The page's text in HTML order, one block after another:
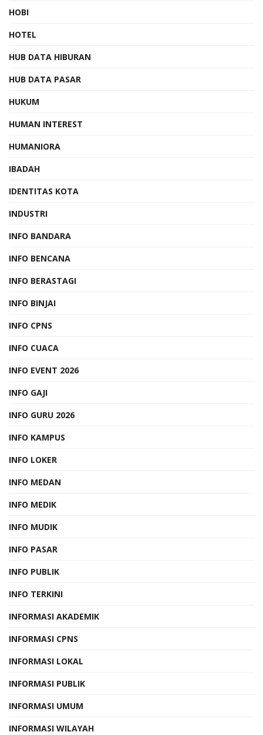
HOBI
HOTEL
HUB DATA HIBURAN
HUB DATA PASAR
HUKUM
HUMAN INTEREST
HUMANIORA
IBADAH
IDENTITAS KOTA
INDUSTRI
INFO BANDARA
INFO BENCANA
INFO BERASTAGI
INFO BINJAI
INFO CPNS
INFO CUACA
INFO EVENT 2026
INFO GAJI
INFO GURU 2026
INFO KAMPUS
INFO LOKER
INFO MEDAN
INFO MEDIK
INFO MUDIK
INFO PASAR
INFO PUBLIK
INFO TERKINI
INFORMASI AKADEMIK
INFORMASI CPNS
INFORMASI LOKAL
INFORMASI PUBLIK
INFORMASI UMUM
INFORMASI WILAYAH